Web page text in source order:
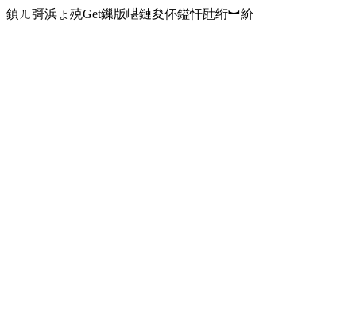
鎮ㄦ彁浜ょ殑Get鏁版嵁鏈夋伓鎰忓瓧绗︼紒